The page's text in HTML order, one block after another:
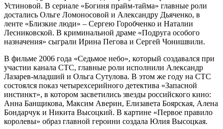
Устиновой. В сериале «Богиня прайм-тайма» главные роли
достались Ольге Ломоносовой и Александру Дьяченко, в
ленте «Близкие люди» – Сергею Горобченко и Наталии
Лесниковской. В криминальной драме «Подруга особого
назначения» сыграли Ирина Пегова и Сергей Чонишвили.
В фильме 2006 года «Седьмое небо», который создавался при
участии канала СТС, главные роли исполнили Александр
Лазарев-младший и Ольга Сутулова. В этом же году на СТС
состоялся показ четырехсерийного детектива «Запасной
инстинкт», в котором засветились звезды российского кино:
Анна Банщикова, Максим Аверин, Елизавета Боярская, Алена
Бондарчук и Никита Высоцкий. В картине «Первое правило
королевы» образ главной героини создала Юлия Высоцкая.